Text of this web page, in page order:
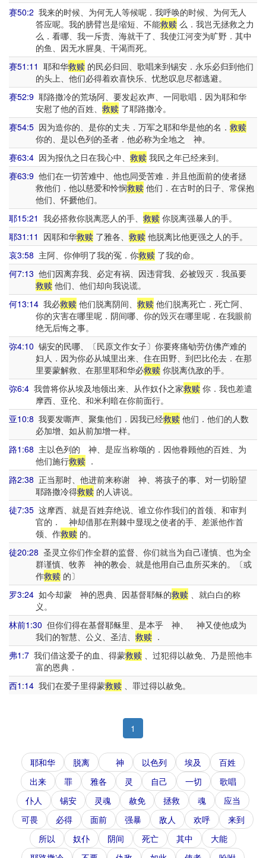
赛50:2 我来的时候、为何无人等候呢．我呼唤的时候、为何无人
答应呢。我的膀臂岂是缩短、不能救赎么．我岂无拯救之力
么．看哪、我一斥责、海就干了、我使江河变为旷野．其中
的鱼、因无水腥臭、干渴而死。
赛51:11 耶和华救赎 的民必归回、歌唱来到锡安．永乐必归到他们
的头上、他们必得着欢喜快乐、忧愁叹息尽都逃避。
赛52:9 耶路撒冷的荒场阿、要发起欢声、一同歌唱．因为耶和华
安慰了他的百姓、 救赎了耶路撒冷。
赛54:5 因为造你的、是你的丈夫．万军之耶和华是他的名． 救赎
你的、是以色列的圣者．他必称为全地之 神。
赛63:4 因为报仇之日在我心中、 救赎 我民之年已经来到。
赛63:9 他们在一切苦难中、他也同受苦难．并且他面前的使者拯
救他们．他以慈爱和怜悯救赎他们．在古时的日子、常保抱
他们、怀搋他们。
耶15:21 我必搭救你脱离恶人的手、 救赎 你脱离强暴人的手。
耶31:11 因耶和华救赎 了雅各、 救赎 他脱离比他更强之人的手。
哀3:58 主阿、你伸明了我的冤．你救赎 了我的命。
何7:13 他们因离弃我、必定有祸、因违背我、必被毁灭．我虽要
救赎他们、他们却向我说谎。
何13:14 我必救赎 他们脱离阴间、 救赎 他们脱离死亡．死亡阿、
你的灾害在哪里呢．阴间哪、你的毁灭在哪里呢．在我眼前
绝无后悔之事。
弥4:10 锡安的民哪、〔民原文作女子〕你要疼痛劬劳仿佛产难的
妇人．因为你必从城里出来、住在田野、到巴比伦去．在那
里要蒙解救、在那里耶和华必救赎你脱离仇敌的手。
弥6:4 我曾将你从埃及地领出来、从作奴仆之家救赎 你．我也差遣
摩西、亚伦、和米利暗在你前面行。
亚10:8 我要发嘶声、聚集他们．因我已经救赎 他们．他们的人数
必加增、如从前加增一样。
路1:68 主以色列的 神、是应当称颂的．因他眷顾他的百姓、为
他们施行救赎．
路2:38 正当那时、他进前来称谢 神、将孩子的事、对一切盼望
耶路撒冷得救赎的人讲说。
徒7:35 这摩西、就是百姓弃绝说、谁立你作我们的首领、和审判
官的． 神却借那在荆棘中显现之使者的手、差派他作首
领、作救赎的。
徒20:28 圣灵立你们作全群的监督、你们就当为自己谨慎、也为全
群谨慎、牧养 神的教会、就是他用自己血所买来的。〔或
作救赎的〕
罗3:24 如今却蒙 神的恩典、因基督耶稣的救赎 、就白白的称
义。
林前1:30 但你们得在基督耶稣里、是本乎 神、 神又使他成为
我们的智慧、公义、圣洁、 救赎．
弗1:7 我们借这爱子的血、得蒙救赎 、过犯得以赦免、乃是照他丰
富的恩典．
西1:14 我们在爱子里得蒙救赎 、罪过得以赦免。
1
耶和华 脱离 神 以色列 埃及
百姓
出来
罪 雅各 灵 自己 一切
歌唱
仆人
锡安 灵魂 赦免 拯救 魂
应当
可畏
必得 面前 强暴 敌人 欢呼
来到
所以
奴仆 阴间 死亡 其中
大能